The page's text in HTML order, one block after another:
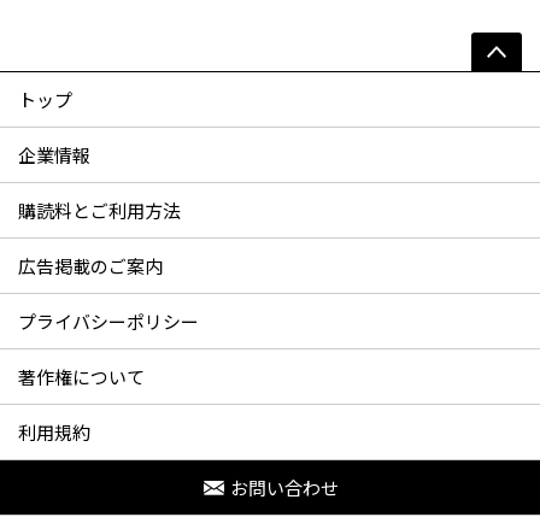
トップ
企業情報
購読料とご利用方法
広告掲載のご案内
プライバシーポリシー
著作権について
利用規約
お問い合わせ